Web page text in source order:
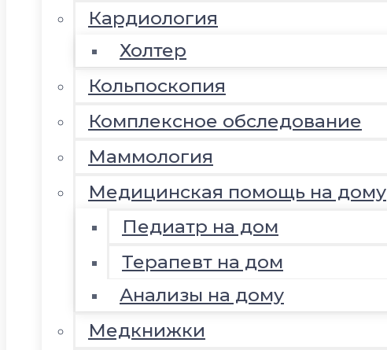
Кардиология
Холтер
Кольпоскопия
Комплексное обследование
Маммология
Медицинская помощь на дому
Педиатр на дом
Терапевт на дом
Анализы на дому
Медкнижки